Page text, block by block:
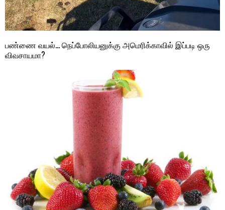
பண்ணை வயல்… நெப்போலியனுக்கு அமெரிக்காவில் இப்படி ஒரு
விவசாயமா?